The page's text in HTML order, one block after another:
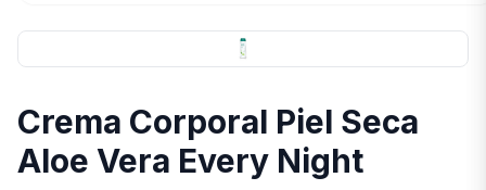
Crema Corporal Piel Seca
Aloe Vera Every Night